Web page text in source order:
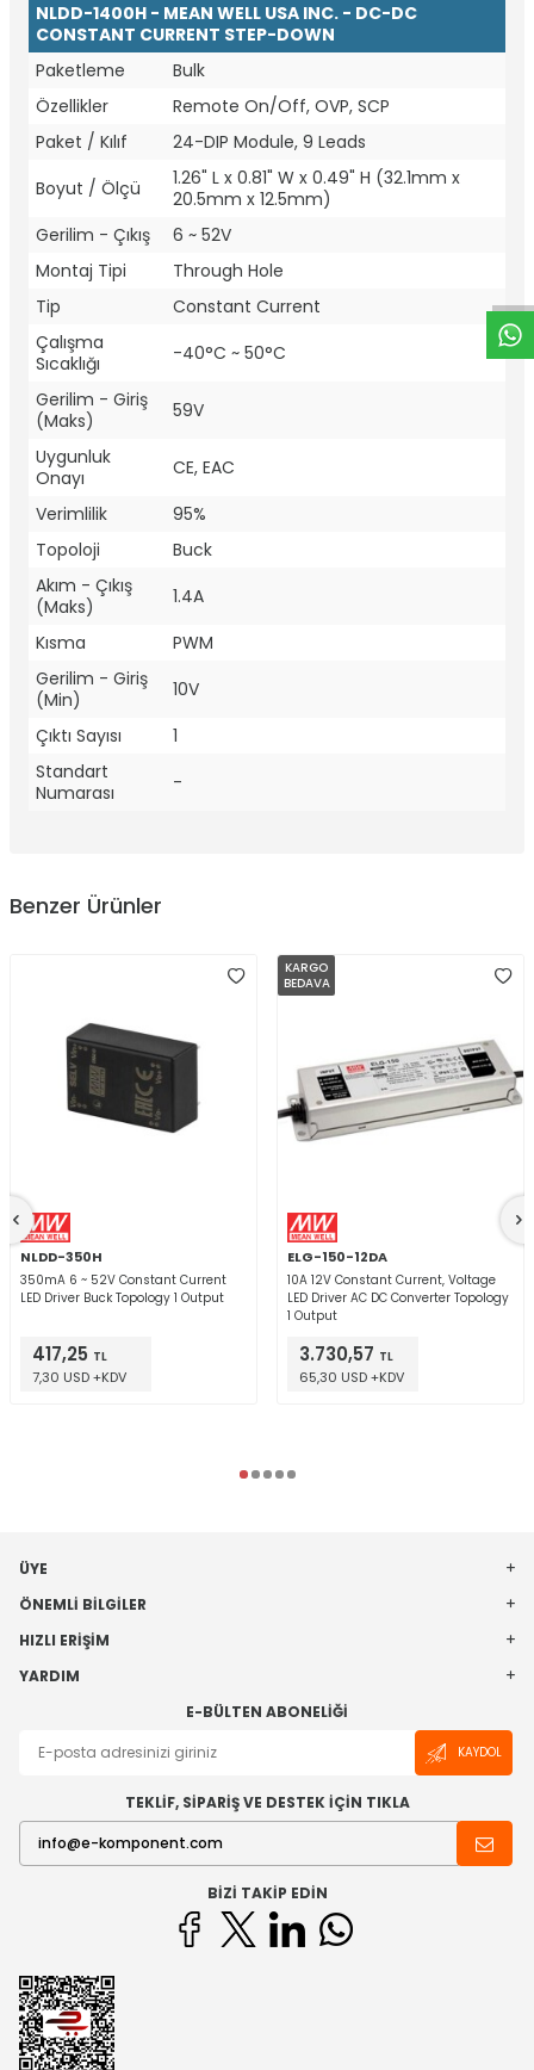
NLDD-1400H - MEAN WELL USA INC. - DC-DC
CONSTANT CURRENT STEP-DOWN
Paketleme
Bulk
Özellikler
Remote On/Off, OVP, SCP
Paket / Kılıf
24-DIP Module, 9 Leads
Boyut / Ölçü
1.26" L x 0.81" W x 0.49" H (32.1mm x
20.5mm x 12.5mm)
Gerilim - Çıkış
6 ~ 52V
Montaj Tipi
Through Hole
Tip
Constant Current
Çalışma
Sıcaklığı
-40°C ~ 50°C
Gerilim - Giriş
(Maks)
59V
Uygunluk
Onayı
CE, EAC
Verimlilik
95%
Topoloji
Buck
Akım - Çıkış
(Maks)
1.4A
Kısma
PWM
Gerilim - Giriş
(Min)
10V
Çıktı Sayısı
1
Standart
Numarası
-
Benzer Ürünler
NLDD-350H
350mA 6 ~ 52V Constant Current
LED Driver Buck Topology 1 Output
417,25 TL
7,30 USD +KDV
KARGO
BEDAVA
ELG-150-12DA
10A 12V Constant Current, Voltage
LED Driver AC DC Converter Topology
1 Output
3.730,57 TL
65,30 USD +KDV
ÜYE
ÖNEMLI BILGILER
HIZLI ERIŞIM
YARDIM
E-BÜLTEN ABONELIĞI
KAYDOL
TEKLİF, SİPARİŞ VE DESTEK İÇİN TIKLA
BIZI TAKIP EDIN